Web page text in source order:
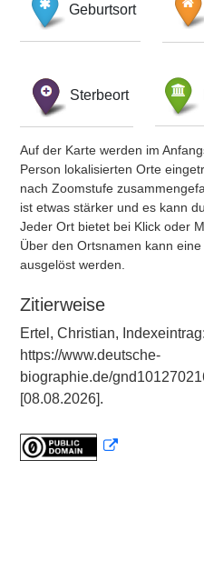
Geburtsort
Sterbeort
Auf der Karte werden im
Person lokalisierten Orte
nach Zoomstufe
ist etwas stärker und es kann
Jeder Ort bietet bei Klick oder
Über den Ortsnamen kann
ausgelöst werden.
Zitierweise
Ertel, Christian,
https://www.deutsche-
biographie.de/
[08.08.2026].